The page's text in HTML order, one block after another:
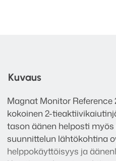
Kuvaus
Magnat Monitor
kokoinen 2-
tason äänen helposti
suunnittelun lähtökohtina
helppokäyttöisyys ja